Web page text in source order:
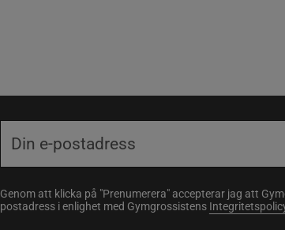
Genom att klicka på "Prenumerera" accepterar jag att
postadress i enlighet med Gymgrossistens